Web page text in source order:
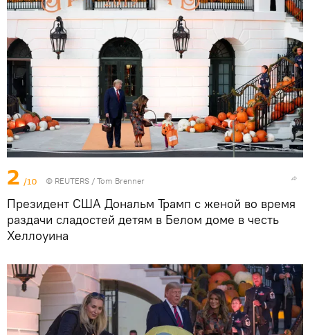
2 /10 © REUTERS / Tom Brenner
Президент США Дональм Трамп с женой во время
раздачи сладостей детям в Белом доме в честь
Хеллоуина